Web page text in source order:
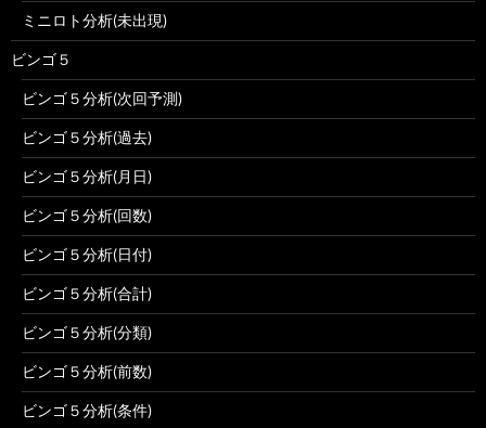
ミニロト分析(未出現)
ビンゴ５
ビンゴ５分析(次回予測)
ビンゴ５分析(過去)
ビンゴ５分析(月日)
ビンゴ５分析(回数)
ビンゴ５分析(日付)
ビンゴ５分析(合計)
ビンゴ５分析(分類)
ビンゴ５分析(前数)
ビンゴ５分析(条件)